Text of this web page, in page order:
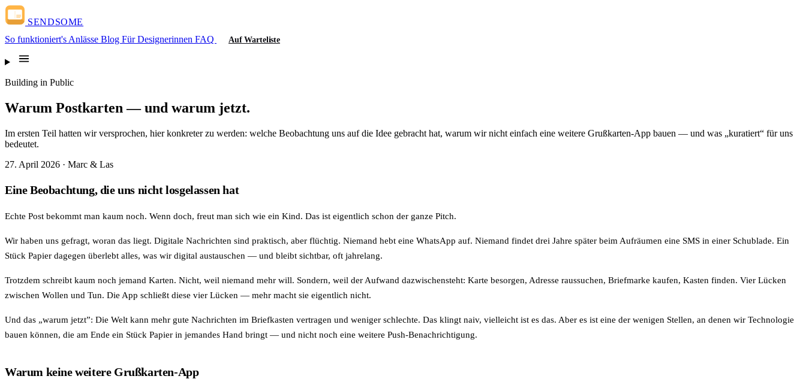
SENDSOME
So funktioniert's Anlässe Blog Für Designerinnen FAQ Auf Warteliste
Building in Public
Warum Postkarten — und warum jetzt.
Im ersten Teil hatten wir versprochen, hier konkreter zu werden: welche Beobachtung uns auf die Idee gebracht hat, warum wir nicht einfach eine weitere Grußkarten-App bauen — und was „kuratiert“ für uns
bedeutet.
27. April 2026 · Marc & Las
Eine Beobachtung, die uns nicht losgelassen hat
Echte Post bekommt man kaum noch. Wenn doch, freut man sich wie ein Kind. Das ist eigentlich schon der ganze Pitch.
Wir haben uns gefragt, woran das liegt. Digitale Nachrichten sind praktisch, aber flüchtig. Niemand hebt eine WhatsApp auf. Niemand findet drei Jahre später beim Aufräumen eine SMS in einer Schublade. Ein
Stück Papier dagegen überlebt alles, was wir digital austauschen — und bleibt sichtbar, oft jahrelang.
Trotzdem schreibt kaum noch jemand Karten. Nicht, weil niemand mehr will. Sondern, weil der Aufwand dazwischensteht: Karte besorgen, Adresse raussuchen, Briefmarke kaufen, Kasten finden. Vier Lücken
zwischen Wollen und Tun. Die App schließt diese vier Lücken — mehr macht sie eigentlich nicht.
Und das „warum jetzt”: Die Welt kann mehr gute Nachrichten im Briefkasten vertragen und weniger schlechte. Das klingt naiv, vielleicht ist es das. Aber es ist eine der wenigen Stellen, an denen wir Technologie
bauen können, die am Ende ein Stück Papier in jemandes Hand bringt — und nicht noch eine weitere Push-Benachrichtigung.
Warum keine weitere Grußkarten-App